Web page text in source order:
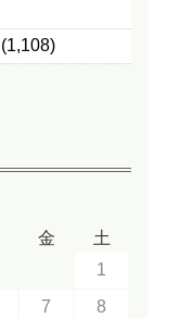
(1,108)
金
土
1
7
8